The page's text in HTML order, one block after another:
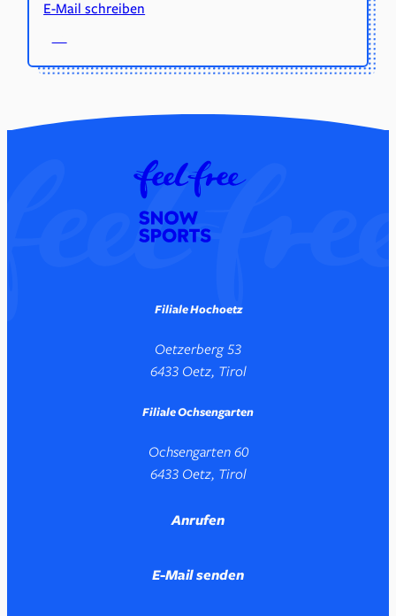
E-Mail schreiben
Filiale Hochoetz
Oetzerberg 53
6433 Oetz, Tirol
Filiale Ochsengarten
Ochsengarten 60
6433 Oetz, Tirol
Anrufen
E-Mail senden